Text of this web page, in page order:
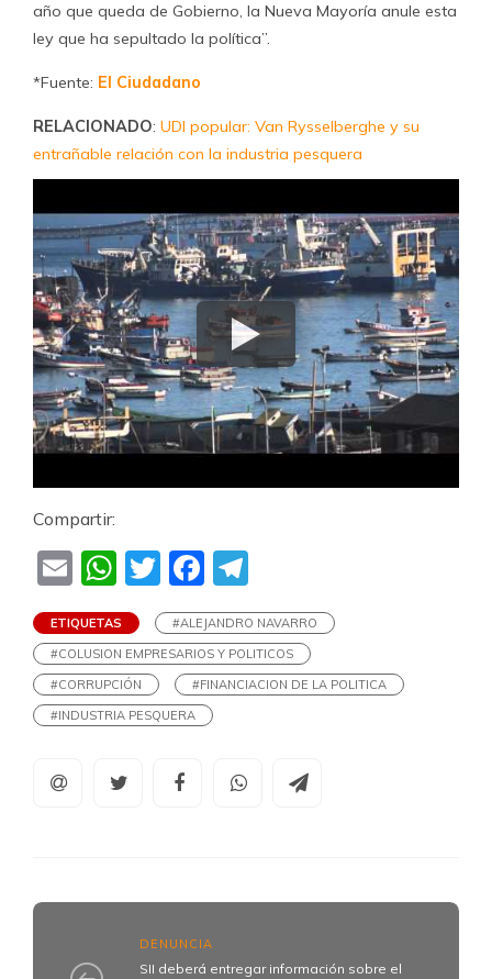
año que queda de Gobierno, la Nueva Mayoría anule esta
ley que ha sepultado la política”.
*Fuente: El Ciudadano
RELACIONADO: UDI popular: Van Rysselberghe y su
entrañable relación con la industria pesquera
Compartir:
EmailWhatsApp
TwitterFacebook
ETIQUETAS
#ALEJANDRO NAVARRO
#COLUSION EMPRESARIOS Y POLITICOS
#CORRUPCIÓN
#FINANCIACION DE LA POLITICA
#INDUSTRIA PESQUERA
DENUNCIA
SII deberá entregar información sobre el